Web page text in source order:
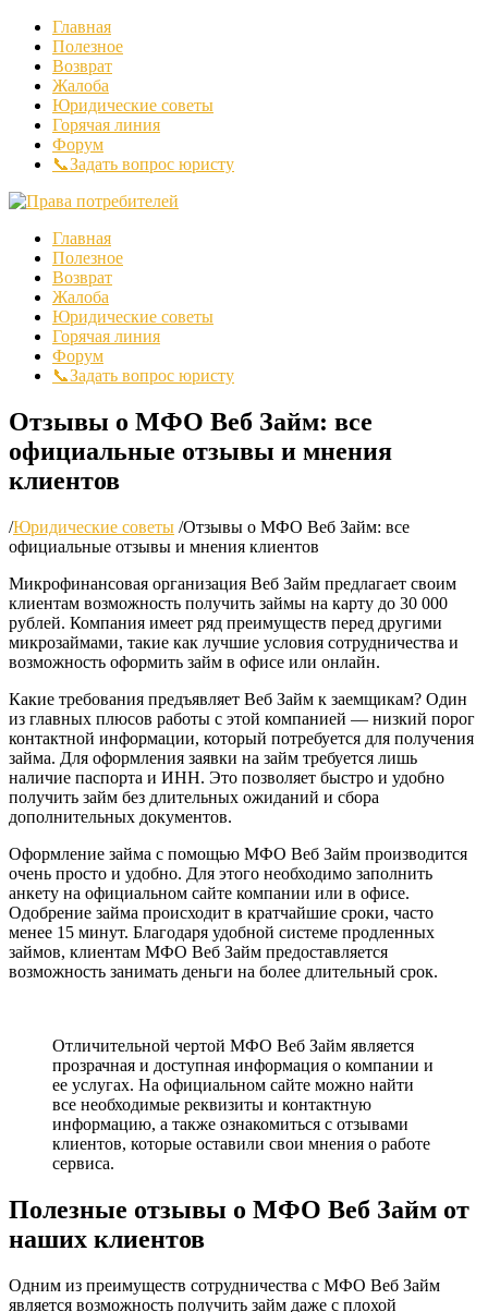
Главная
Полезное
Возврат
Жалоба
Юридические советы
Горячая линия
Форум
📞Задать вопрос юристу
Главная
Полезное
Возврат
Жалоба
Юридические советы
Горячая линия
Форум
📞Задать вопрос юристу
Отзывы о МФО Веб Займ: все
официальные отзывы и мнения
клиентов
/Юридические советы /Отзывы о МФО Веб Займ: все
официальные отзывы и мнения клиентов
Микрофинансовая организация Веб Займ предлагает своим
клиентам возможность получить займы на карту до 30 000
рублей. Компания имеет ряд преимуществ перед другими
микрозаймами, такие как лучшие условия сотрудничества и
возможность оформить займ в офисе или онлайн.
Какие требования предъявляет Веб Займ к заемщикам? Один
из главных плюсов работы с этой компанией — низкий порог
контактной информации, который потребуется для получения
займа. Для оформления заявки на займ требуется лишь
наличие паспорта и ИНН. Это позволяет быстро и удобно
получить займ без длительных ожиданий и сбора
дополнительных документов.
Оформление займа с помощью МФО Веб Займ производится
очень просто и удобно. Для этого необходимо заполнить
анкету на официальном сайте компании или в офисе.
Одобрение займа происходит в кратчайшие сроки, часто
менее 15 минут. Благодаря удобной системе продленных
займов, клиентам МФО Веб Займ предоставляется
возможность занимать деньги на более длительный срок.
Отличительной чертой МФО Веб Займ является
прозрачная и доступная информация о компании и
ее услугах. На официальном сайте можно найти
все необходимые реквизиты и контактную
информацию, а также ознакомиться с отзывами
клиентов, которые оставили свои мнения о работе
сервиса.
Полезные отзывы о МФО Веб Займ от
наших клиентов
Одним из преимуществ сотрудничества с МФО Веб Займ
является возможность получить займ даже с плохой